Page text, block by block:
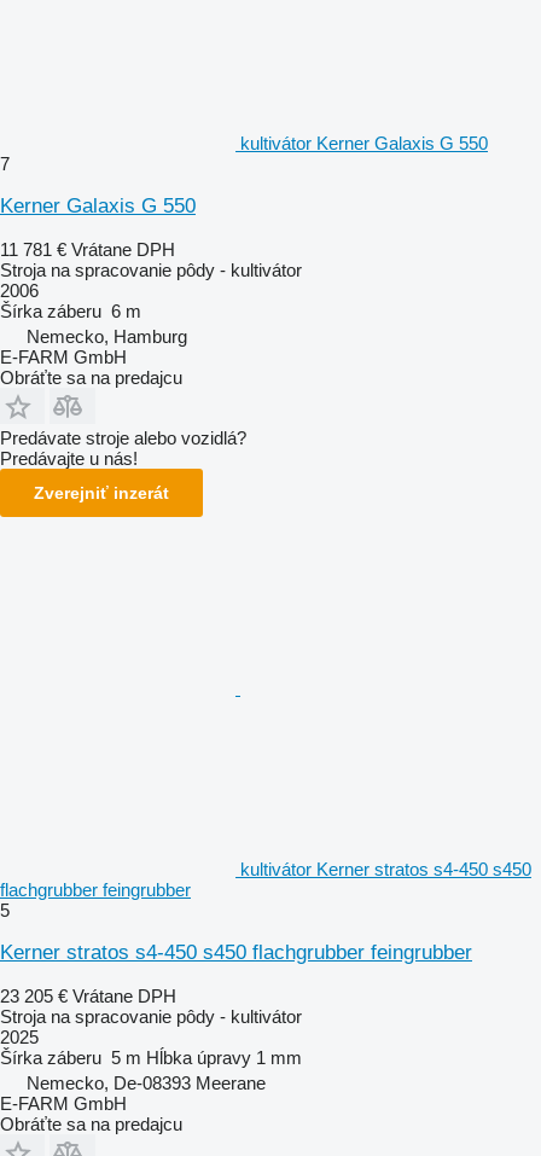
kultivátor Kerner Galaxis G 550
7
Kerner Galaxis G 550
11 781 € Vrátane DPH
Stroja na spracovanie pôdy - kultivátor
2006
Šírka záberu 6 m
Nemecko, Hamburg
E-FARM GmbH
Obráťte sa na predajcu
Predávate stroje alebo vozidlá?
Predávajte u nás!
Zverejniť inzerát
kultivátor Kerner stratos s4-450 s450
flachgrubber feingrubber
5
Kerner stratos s4-450 s450 flachgrubber feingrubber
23 205 € Vrátane DPH
Stroja na spracovanie pôdy - kultivátor
2025
Šírka záberu 5 m Hĺbka úpravy 1 mm
Nemecko, De-08393 Meerane
E-FARM GmbH
Obráťte sa na predajcu